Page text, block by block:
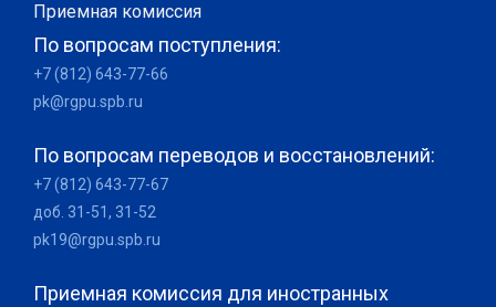
Приемная комиссия
По вопросам поступления:
+7 (812) 643-77-66
pk@rgpu.spb.ru
По вопросам переводов и восстановлений:
+7 (812) 643-77-67
доб. 31-51, 31-52
pk19@rgpu.spb.ru
Приемная комиссия для иностранных